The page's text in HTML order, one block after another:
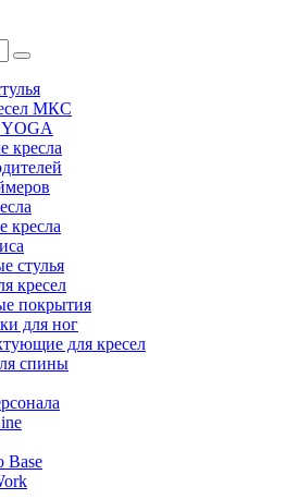
МКС
кресла
кресла
стулья
кресел
покрытия
для ног
для кресел
спины
Base